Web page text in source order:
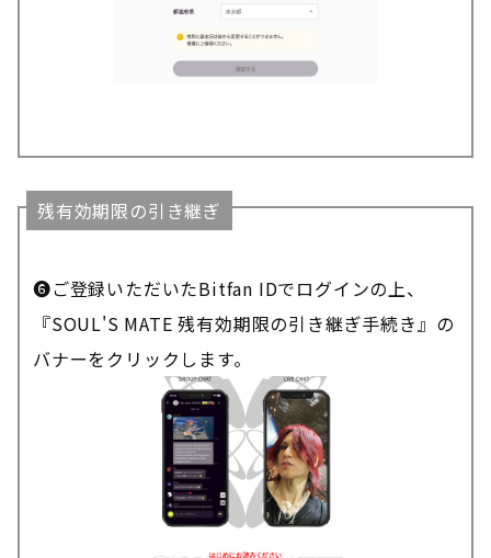
残有効期限の引き継ぎ
❻ご登録いただいたBitfan IDでログインの上、
『SOUL'S MATE 残有効期限の引き継ぎ手続き』の
バナーをクリックします。